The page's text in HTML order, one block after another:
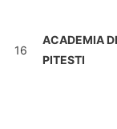
16
ACADEMIA
PITESTI